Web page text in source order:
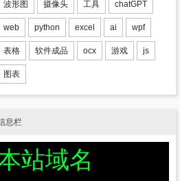
波形图 摄像头 工具 chatGPT
web python excel ai wpf
表格 软件成品 ocx 游戏 js
图表
息栏
站域名